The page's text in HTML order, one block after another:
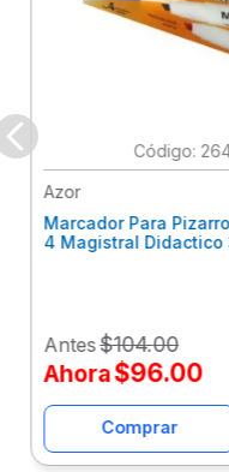
:
Azor
Marcador Para
4 Magistral Didactico
Antes$104.00
Ahora$96.00
Comprar